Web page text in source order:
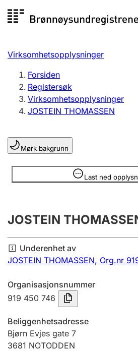
til
Registersøk
Aksjeselskap
Enkeltpersonforetak
Registrere, endre, slette
Lag og forening
Registrere, endre, slette
Årsregnskap
Innsending og forsinkelsesgebyr
Tinglysing
Jeger
Betaling og jegeravgiftskort
Virksomhetsopplysninger
Forsiden
Registersøk
Virksomhetsopplysninger
JOSTEIN THOMASSEN
Mørk bakgrunn
Last ned
Opplysninger er skjult
JOSTEIN
Underenhet av
JOSTEIN THOMASSEN, Org.nr
Organisasjonsnummer
919 450 746
Beliggenhetsadresse
Bjørn Evjes gate 7
3681 NOTODDEN